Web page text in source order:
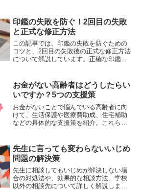
印鑑の失敗を防ぐ！2回目の失敗
と正式な修正方法
この記事では、印鑑の失敗を防ぐための
コツと、2回目の失敗後の正式な修正方法
について解説しています。正確な印鑑の
押すためのポイントを提供します。
お金がない高齢者はどうしたらい
いですか？5つの支援策
お金がないことで悩んでいる高齢者に向
けて、生活保護や医療費助成、住宅補助
などの具体的な支援策を紹介。これらを
イド。
先生に言っても変わらないいじめ
問題の解決策
先生に相談してもいじめが解決しない場
合の対処法や、効果的な相談方法、学校
以外の相談先について詳しく解説しま